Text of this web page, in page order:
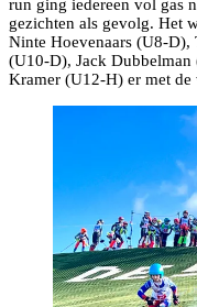
run ging iedereen vol gas
gezichten als gevolg. Het
Ninte Hoevenaars (U8-D),
(U10-D), Jack
Kramer (U12-H) er met